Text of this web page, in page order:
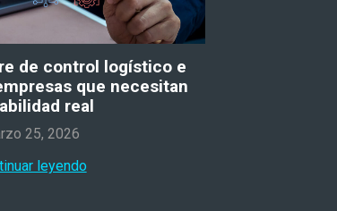
de control logístico e
que necesitan
real
25, 2026
leyendo